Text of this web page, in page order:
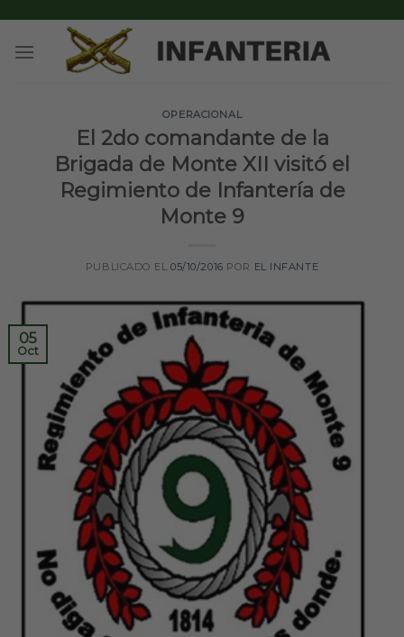
content
OPERACIONAL
El 2do comandante de la
Brigada de Monte XII visitó el
Regimiento de Infantería de
Monte 9
PUBLICADO EL05/10/2016 POR EL INFANTE
05
Oct